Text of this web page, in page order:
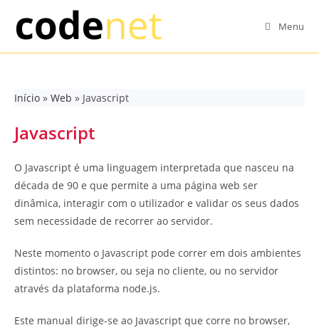
content
Menu
Início » Web » Javascript
Javascript
O Javascript é uma linguagem interpretada que nasceu na
década de 90 e que permite a uma página web ser
dinâmica, interagir com o utilizador e validar os seus dados
sem necessidade de recorrer ao servidor.
Neste momento o Javascript pode correr em dois ambientes
distintos: no browser, ou seja no cliente, ou no servidor
através da plataforma node.js.
Este manual dirige-se ao Javascript que corre no browser,